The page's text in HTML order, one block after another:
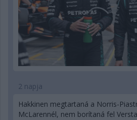
2 napja
Hakkinen megtartaná a Norris-
McLarennél, nem borítaná fel